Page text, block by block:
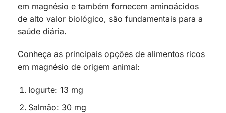
em magnésio e também fornecem aminoácidos
de alto valor biológico, são fundamentais para a
saúde diária.
Conheça as principais opções de alimentos ricos
em magnésio de origem animal:
Iogurte: 13 mg
Salmão: 30 mg